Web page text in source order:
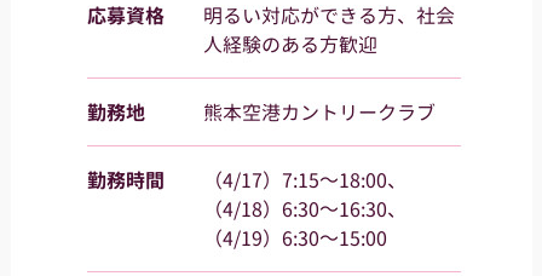
応募資格
明るい対応ができる方、社会
人経験のある方歓迎
勤務地 熊本空港カントリークラブ
勤務時間
（4/17）7:15～18:00、
（4/18）6:30～16:30、
（4/19）6:30～15:00